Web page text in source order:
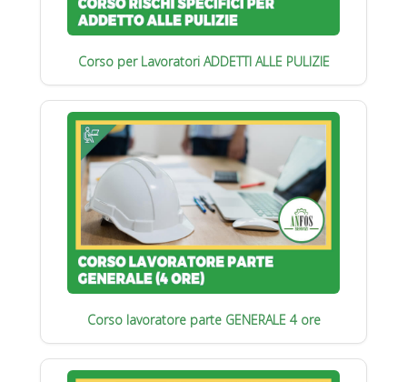
Corso per Lavoratori ADDETTI ALLE PULIZIE
Corso lavoratore parte GENERALE 4 ore